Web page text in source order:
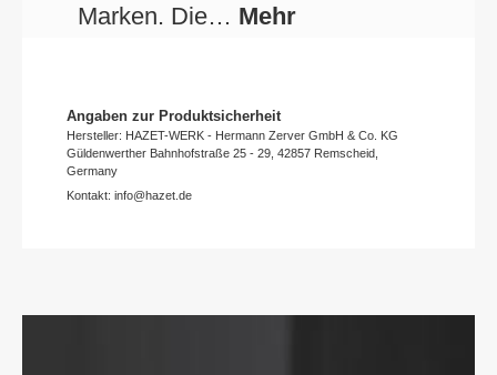
Marken. Die… Mehr
Angaben zur Produktsicherheit
Hersteller: HAZET-WERK - Hermann Zerver GmbH & Co. KG
Güldenwerther Bahnhofstraße 25 - 29, 42857 Remscheid,
Germany
Kontakt: info@hazet.de